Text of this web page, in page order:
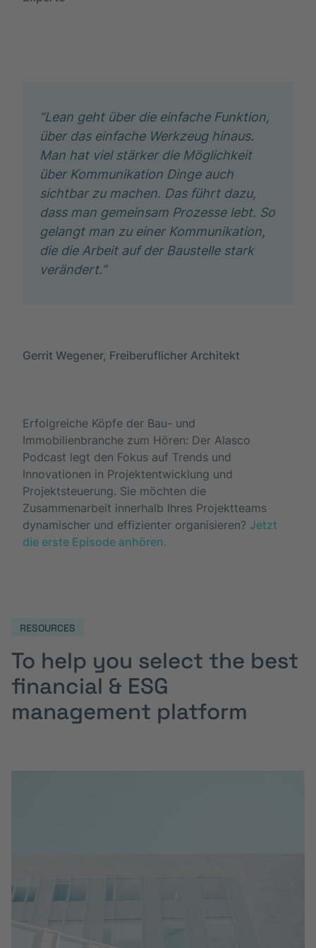
“Lean geht über die einfache Funktion,
über das einfache Werkzeug hinaus.
Man hat viel stärker die Möglichkeit
über Kommunikation Dinge auch
sichtbar zu machen. Das führt dazu,
dass man gemeinsam Prozesse lebt. So
gelangt man zu einer Kommunikation,
die die Arbeit auf der Baustelle stark
verändert.”
Gerrit Wegener, Freiberuflicher Architekt
Erfolgreiche Köpfe der Bau- und
Immobilienbranche zum Hören: Der Alasco
Podcast legt den Fokus auf Trends und
Innovationen in Projektentwicklung und
Projektsteuerung. Sie möchten die
Zusammenarbeit innerhalb Ihres Projektteams
dynamischer und effizienter organisieren? Jetzt
die erste Episode anhören.
RESOURCES
To help you select the best
financial & ESG
management platform